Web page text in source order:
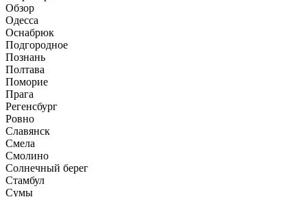
Обзор
Одесса
Оснабрюк
Подгородное
Познань
Полтава
Поморие
Прага
Регенсбург
Ровно
Славянск
Смела
Смолино
Солнечный берег
Стамбул
Сумы